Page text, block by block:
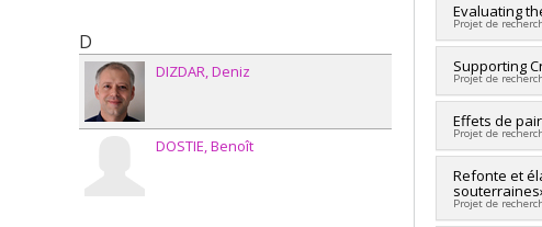
Lead
Co-
Guay,
Paquet-
Julie
Brend,
Funding
Grant
Evaluating
Projet de
Lead
Co-
Funding
Grant
Supporting
Projet de
Co-
Funding
Grant
Effets de
Projet de
Lead
Funding
Grant
Refonte et
Projet de
D
DIZDAR Deniz
DOSTIE Benoît